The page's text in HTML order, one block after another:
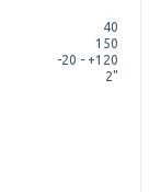
40
150
-20 - +120
2"